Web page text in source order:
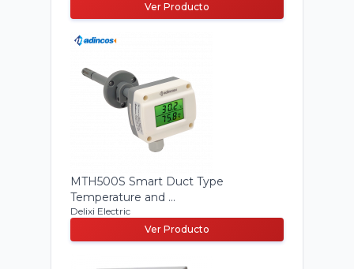
Ver Producto
MTH500S Smart Duct Type
Temperature and ...
Delixi Electric
Ver Producto